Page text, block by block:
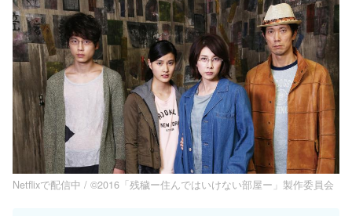
Netflixで配信中 / ©︎2016「残穢ー住んではいけない部屋ー」製作委員会